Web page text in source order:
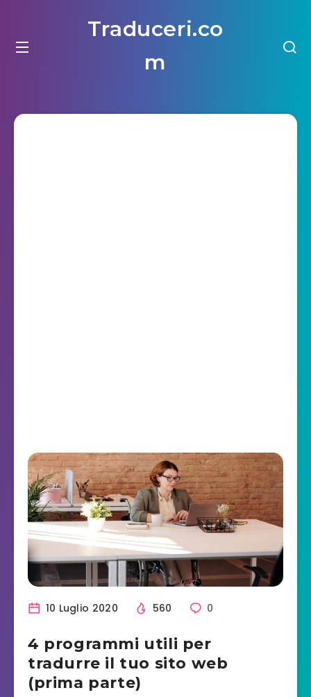
Traduceri.co
m
10 Luglio 2020 560 0
4 programmi utili per
tradurre il tuo sito web
(prima parte)